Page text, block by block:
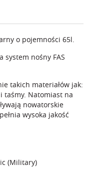
o pojemności 65l.
system nośny FAS
takich materiałów jak:
taśmy. Natomiast na
nowatorskie
wysoka jakość
(Military)